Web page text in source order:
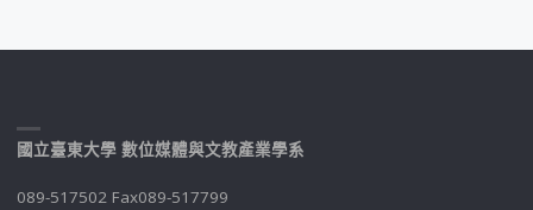
國立臺東大學 數位媒體與文教產業學系
089-517502 Fax089-517799